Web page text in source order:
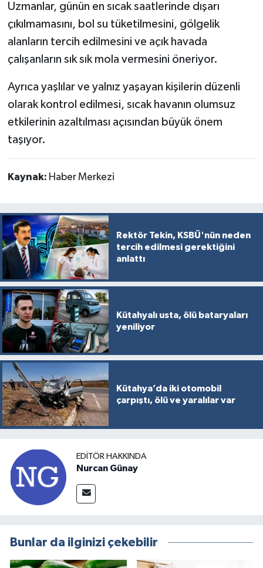
Uzmanlar, günün en sıcak saatlerinde dışarı
çıkılmamasını, bol su tüketilmesini, gölgelik
alanların tercih edilmesini ve açık havada
çalışanların sık sık mola vermesini öneriyor.
Ayrıca yaşlılar ve yalnız yaşayan kişilerin düzenli
olarak kontrol edilmesi, sıcak havanın olumsuz
etkilerinin azaltılması açısından büyük önem
taşıyor.
Kaynak: Haber Merkezi
Rektör Tekin, KSBÜ'nün neden
tercih edilmesi gerektiğini
anlattı
Kütahyalı usta, ölü bataryaları
yeniliyor
Kütahya’da iki otomobil
çarpıştı, ölü ve yaralılar var
EDITÖR HAKKINDA
Nurcan Günay
Bunlar da ilginizi çekebilir